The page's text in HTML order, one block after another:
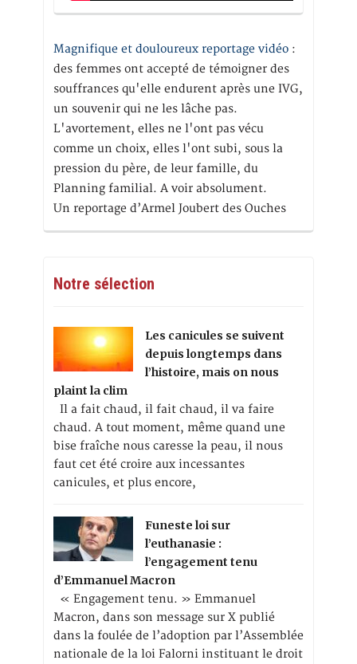
Magnifique et douloureux reportage vidéo :
des femmes ont accepté de témoigner des
souffrances qu'elle endurent après une IVG,
un souvenir qui ne les lâche pas.
L'avortement, elles ne l'ont pas vécu
comme un choix, elles l'ont subi, sous la
pression du père, de leur famille, du
Planning familial. A voir absolument.
Un reportage d’Armel Joubert des Ouches
Notre sélection
Les canicules se suivent
depuis longtemps dans
l’histoire, mais on nous
plaint la clim
Il a fait chaud, il fait chaud, il va faire
chaud. A tout moment, même quand une
bise fraîche nous caresse la peau, il nous
faut cet été croire aux incessantes
canicules, et plus encore,
Funeste loi sur
l’euthanasie :
l’engagement tenu
d’Emmanuel Macron
« Engagement tenu. » Emmanuel
Macron, dans son message sur X publié
dans la foulée de l’adoption par l’Assemblée
nationale de la loi Falorni instituant le droit